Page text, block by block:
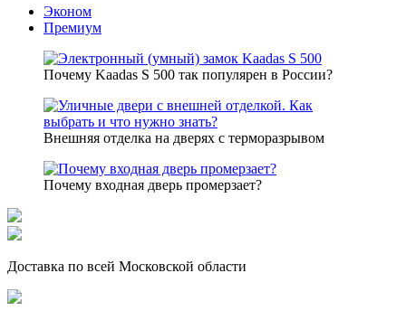
Эконом
Премиум
Почему Kaadas S 500 так популярен в России?
Внешняя отделка на дверях с терморазрывом
Почему входная дверь промерзает?
Доставка по всей Московской области